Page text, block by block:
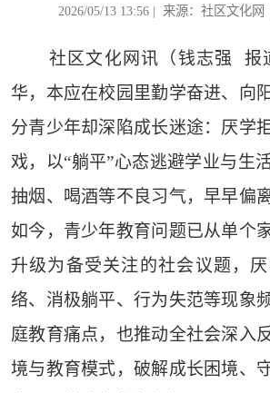
2026/05/13 13:56 | 来源：社区文化
社区文化网讯（钱志强 报
华，本应在校园里勤学奋进、向
分青少年却深陷成长迷途：厌学
戏，以“躺平”心态逃避学业与生
抽烟、喝酒等不良习气，早早偏
如今，青少年教育问题已从单个
升级为备受关注的社会议题，
络、消极躺平、行为失范等现象
庭教育痛点，也推动全社会深入
境与教育模式，破解成长困境、